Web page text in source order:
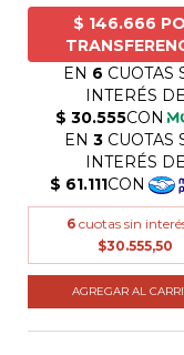
6 cuotas sin
$30.555,50
AGREGAR AL